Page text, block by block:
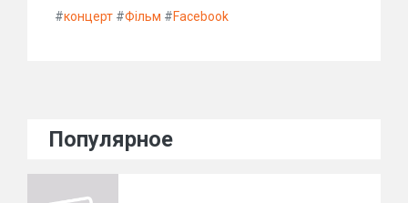
#концерт #Фільм #Facebook
Популярное